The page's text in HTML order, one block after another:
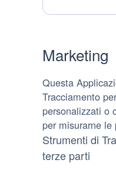
Marketing
Questa
Tracciamento
personalizzati o
per misurarne le
Strumenti di
terze parti